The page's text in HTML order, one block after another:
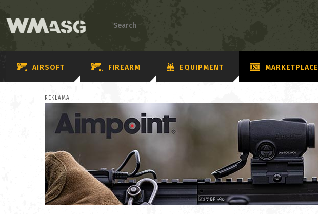
AIRSOFT FIREARM EQUIPMENT MARKETPLACE
REKLAMA